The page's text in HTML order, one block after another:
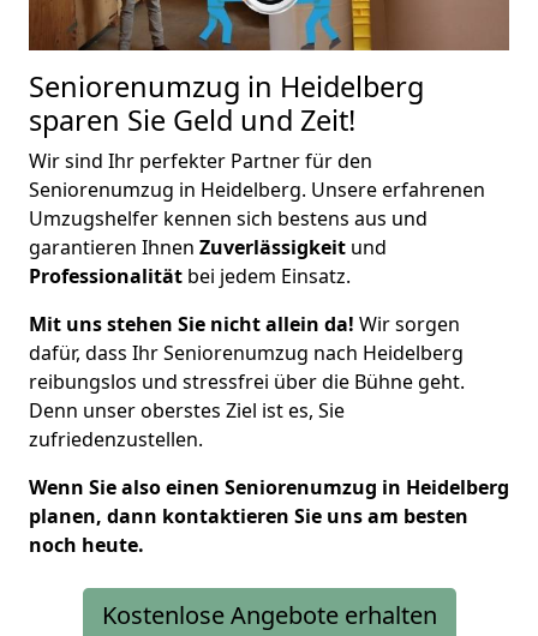
Seniorenumzug in Heidelberg
sparen Sie Geld und Zeit!
Wir sind Ihr perfekter Partner für den
Seniorenumzug in Heidelberg. Unsere erfahrenen
Umzugshelfer kennen sich bestens aus und
garantieren Ihnen Zuverlässigkeit und
Professionalität bei jedem Einsatz.
Mit uns stehen Sie nicht allein da! Wir sorgen
dafür, dass Ihr Seniorenumzug nach Heidelberg
reibungslos und stressfrei über die Bühne geht.
Denn unser oberstes Ziel ist es, Sie
zufriedenzustellen.
Wenn Sie also einen Seniorenumzug in Heidelberg
planen, dann kontaktieren Sie uns am besten
noch heute.
Kostenlose Angebote erhalten